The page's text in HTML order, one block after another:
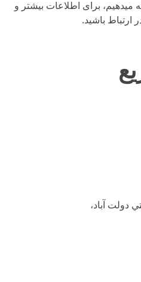
میدهیم، برای اطلاعات بیشتر و
ارتباط باشید.